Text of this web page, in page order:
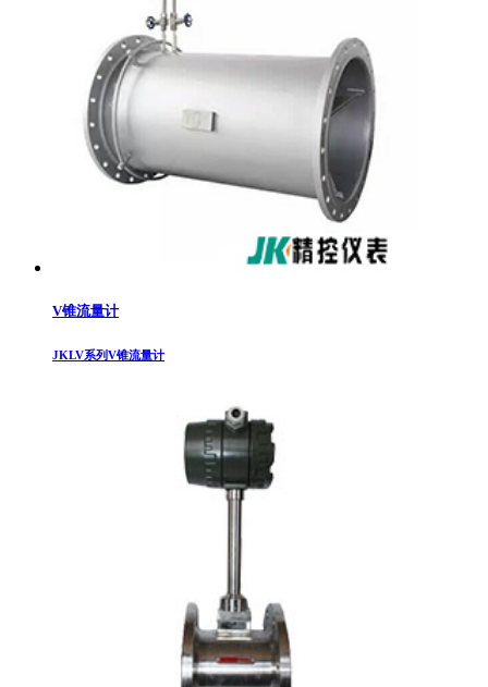
V锥流量计
JKLV系列V锥流量计